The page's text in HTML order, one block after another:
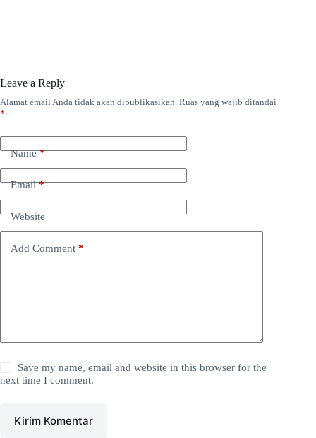
Leave a Reply
Alamat email Anda tidak akan dipublikasikan. Ruas yang wajib ditandai
*
Name*
Email*
Website
Add Comment *
Save my name, email and website in this browser for the
next time I comment.
Kirim Komentar